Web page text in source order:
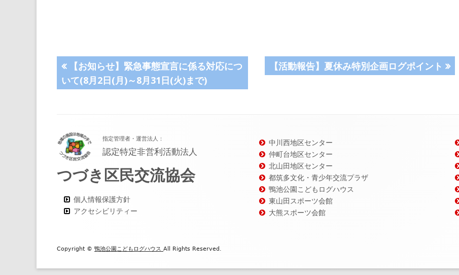
ま
す
投
稿
ビ
ゲ
ー
シ
ョ
前
の
【お知らせ】緊急事態宣言に係る対応につ
いて(8月2日(月)～8月31日(火)まで)
次
【活動報告】夏休み特別企画ログポイント
ッ
タ
ー・
コ
ン
ン
ツ
指定管理者・運営法人：
認定特定非営利活動法人
つづき区民交流協会
個人情報保護方針
アクセシビリティー
中川西地区センター
仲町台地区センター
北山田地区センター
都筑多文化・青少年交流プラザ
鴨池公園こどもログハウス
東山田スポーツ会館
大熊スポーツ会館
Copyright © 鴨池公園こどもログハウス All Rights Reserved.